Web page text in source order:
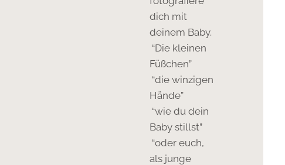
dich mit
deinem Baby.
“Die kleinen
Füßchen”
“die winzigen
Hände”
“wie du dein
Baby stillst”
“oder euch,
als junge